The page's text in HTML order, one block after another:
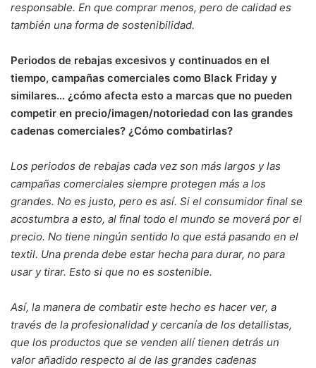
responsable. En que comprar menos, pero de calidad es
también una forma de sostenibilidad.
Periodos de rebajas excesivos y continuados en el
tiempo, campañas comerciales como Black Friday y
similares… ¿cómo afecta esto a marcas que no pueden
competir en precio/imagen/notoriedad con las grandes
cadenas comerciales? ¿Cómo combatirlas?
Los periodos de rebajas cada vez son más largos y las
campañas comerciales siempre protegen más a los
grandes. No es justo, pero es así. Si el consumidor final se
acostumbra a esto, al final todo el mundo se moverá por el
precio. No tiene ningún sentido lo que está pasando en el
textil. Una prenda debe estar hecha para durar, no para
usar y tirar. Esto si que no es sostenible.
Así, la manera de combatir este hecho es hacer ver, a
través de la profesionalidad y cercanía de los detallistas,
que los productos que se venden allí tienen detrás un
valor añadido respecto al de las grandes cadenas